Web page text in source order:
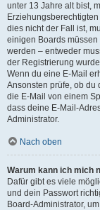
unter 13 Jahre alt bist,
dies nicht der Fall ist,
einigen Boards
werden – entweder
der Registrierung
Wenn du eine E-Mail
Ansonsten prüfe, ob du
die E-Mail von einem
dass deine E-Mail-
Administrator.
Nach oben
Warum kann ich mich
Dafür gibt es viele
und dein Passwort
Board-Administrator,